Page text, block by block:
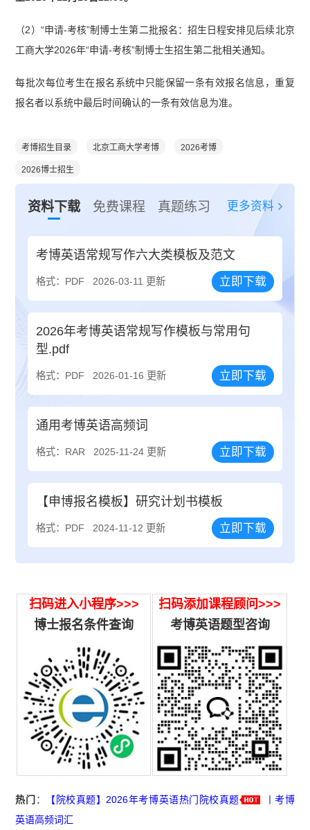
（2）“申请-考核”制博士生第二批报名：招生日程安排见后续北京
工商大学2026年“申请-考核”制博士生招生第二批相关通知。
每批次每位考生在报名系统中只能保留一条有效报名信息，重复
报名者以系统中最后时间确认的一条有效信息为准。
考博招生目录 北京工商大学考博 2026考博
2026博士招生
资料下载 免费课程 真题练习 更多资料
考博英语常规写作六大类模板及范文
格式：PDF 2026-03-11 更新 立即下载
2026年考博英语常规写作模板与常用句
型.pdf
格式：PDF 2026-01-16 更新 立即下载
通用考博英语高频词
格式：RAR 2025-11-24 更新 立即下载
【申博报名模板】研究计划书模板
格式：PDF 2024-11-12 更新 立即下载
扫码进入小程序>>>
博士报名条件查询
扫码添加课程顾问>>>
考博英语题型咨询
热门 ： 【院校真题】2026年考博英语热门院校真题 丨考博
英语高频词汇